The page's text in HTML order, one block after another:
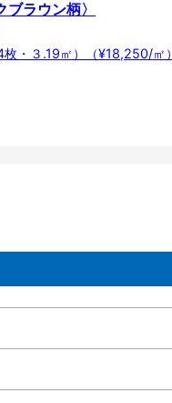
ブラウン柄〉
・３.19㎡）（¥18,250/㎡）